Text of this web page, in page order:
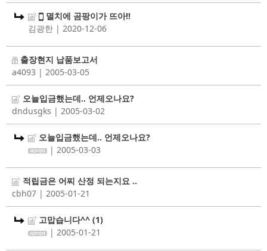
멸치에 곰팡이가 뜨아!!
김광한 | 2020-12-06
출장현지 납품보고서
a4093 | 2005-03-05
오늘입금했는데.. 언제오나요?
dndusgks | 2005-03-02
오늘입금했는데.. 언제오나요?
| 2005-03-03
적립금은 어찌 산정 되는지요 ..
cbh07 | 2005-01-21
고맙습니다^^ (1)
| 2005-01-21